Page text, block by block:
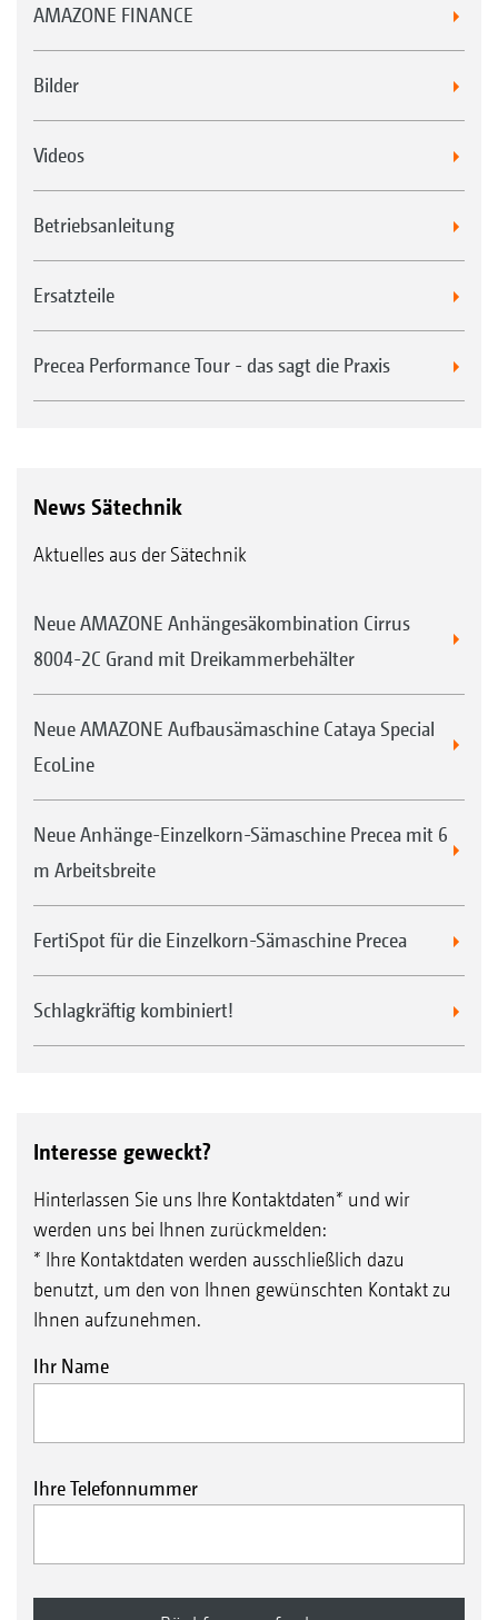
AMAZONE FINANCE
Bilder
Videos
Betriebsanleitung
Ersatzteile
Precea Performance Tour - das sagt die Praxis
News Sätechnik
Aktuelles aus der Sätechnik
Neue AMAZONE Anhängesäkombination Cirrus
8004-2C Grand mit Dreikammerbehälter
Neue AMAZONE Aufbausämaschine Cataya Special
EcoLine
Neue Anhänge-Einzelkorn-Sämaschine Precea mit 6
m Arbeitsbreite
FertiSpot für die Einzelkorn-Sämaschine Precea
Schlagkräftig kombiniert!
Interesse geweckt?
Hinterlassen Sie uns Ihre Kontaktdaten* und wir
werden uns bei Ihnen zurückmelden:
* Ihre Kontaktdaten werden ausschließlich dazu
benutzt, um den von Ihnen gewünschten Kontakt zu
Ihnen aufzunehmen.
Ihr Name
Ihre Telefonnummer